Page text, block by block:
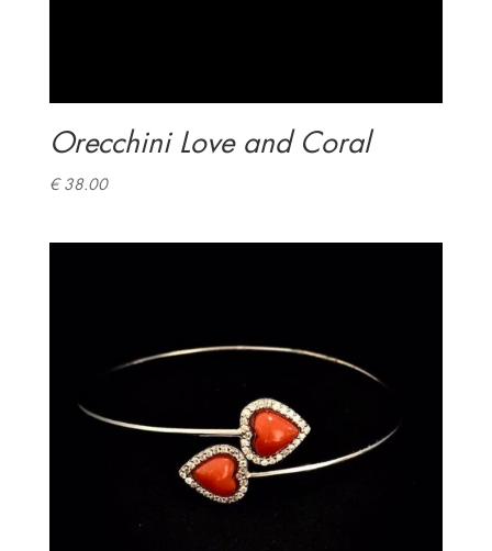
Orecchini Love and Coral
€38.00